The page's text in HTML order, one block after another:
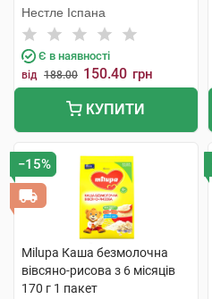
1 коробка
Нестле Іспана
Є в наявності
від 188.00 150.40 грн
КУПИТИ
−15%
Milupa Каша безмолочна
вівсяно-рисова з 6 місяців
170 г 1 пакет